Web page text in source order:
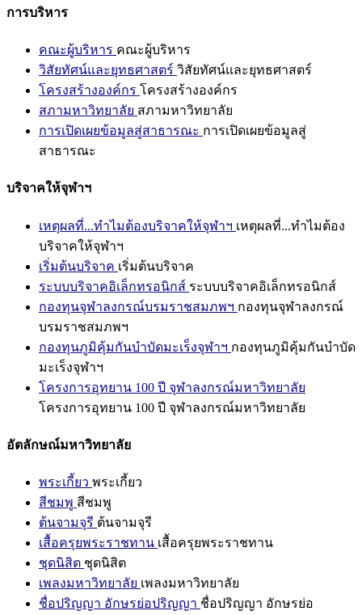
การบริหาร
คณะผู้บริหาร คณะผู้บริหาร
วิสัยทัศน์และยุทธศาสตร์ วิสัยทัศน์และยุทธศาสตร์
โครงสร้างองค์กร โครงสร้างองค์กร
สภามหาวิทยาลัย สภามหาวิทยาลัย
การเปิดเผยข้อมูลสู่สาธารณะ การเปิดเผยข้อมูลสู่
สาธารณะ
บริจาคให้จุฬาฯ
เหตุผลที่...ทำไมต้องบริจาคให้จุฬาฯ เหตุผลที่...ทำไมต้อง
บริจาคให้จุฬาฯ
เริ่มต้นบริจาค เริ่มต้นบริจาค
ระบบบริจาคอิเล็กทรอนิกส์ ระบบบริจาคอิเล็กทรอนิกส์
กองทุนจุฬาลงกรณ์บรมราชสมภพฯ กองทุนจุฬาลงกรณ์
บรมราชสมภพฯ
กองทุนภูมิคุ้มกันบำบัดมะเร็งจุฬาฯ กองทุนภูมิคุ้มกันบำบัด
มะเร็งจุฬาฯ
โครงการอุทยาน 100 ปี จุฬาลงกรณ์มหาวิทยาลัย
โครงการอุทยาน 100 ปี จุฬาลงกรณ์มหาวิทยาลัย
อัตลักษณ์มหาวิทยาลัย
พระเกี้ยว พระเกี้ยว
สีชมพู สีชมพู
ต้นจามจุรี ต้นจามจุรี
เสื้อครุยพระราชทาน เสื้อครุยพระราชทาน
ชุดนิสิต ชุดนิสิต
เพลงมหาวิทยาลัย เพลงมหาวิทยาลัย
ชื่อปริญญา อักษรย่อปริญญา ชื่อปริญญา อักษรย่อ